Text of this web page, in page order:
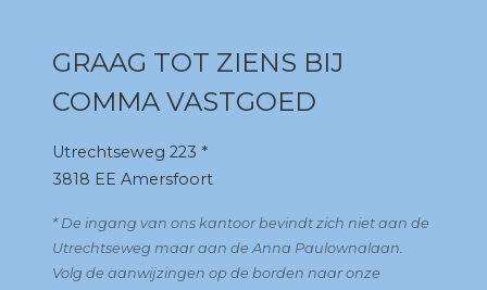
GRAAG TOT ZIENS BIJ
COMMA VASTGOED
Utrechtseweg 223 *
3818 EE Amersfoort
* De ingang van ons kantoor bevindt zich niet aan de
Utrechtseweg maar aan de Anna Paulownalaan.
Volg de aanwijzingen op de borden naar onze